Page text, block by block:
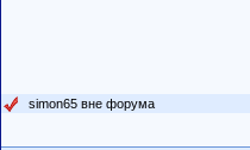
simon65 вне форума